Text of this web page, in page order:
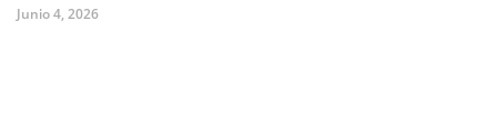
Junio 4, 2026